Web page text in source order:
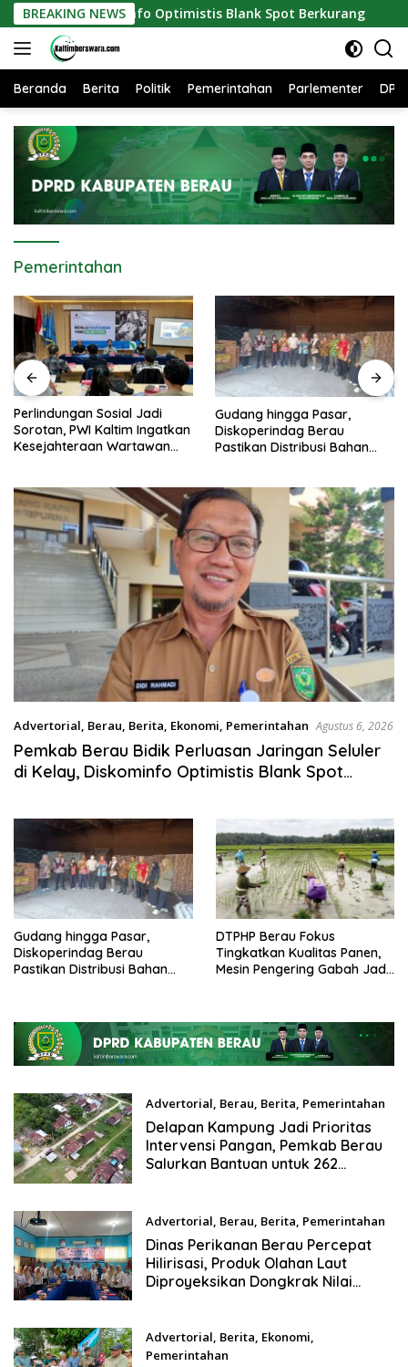
Langsung
ke
konten
BREAKING NEWSOptimistis Blank Spot Berkurang
Beranda Berita Politik Pemerintahan Parlementer
Pemerintahan
Perlindungan Sosial Jadi
Sorotan, PWI Kaltim Ingatkan
Kesejahteraan Wartawan
Gudang hingga Pasar,
Diskoperindag Berau
Pastikan Distribusi Bahan
Advertorial, Berau, Berita, Ekonomi, Pemerintahan Agustus 6, 2026
Pemkab Berau Bidik Perluasan Jaringan Seluler
di Kelay, Diskominfo Optimistis Blank Spot
Gudang hingga Pasar,
Diskoperindag Berau
Pastikan Distribusi Bahan
DTPHP Berau Fokus
Tingkatkan Kualitas Panen,
Mesin Pengering Gabah Jadi
Advertorial, Berau, Berita, Pemerintahan
Agustus 5, 2026
Delapan Kampung Jadi Prioritas
Intervensi Pangan, Pemkab Berau
Salurkan Bantuan untuk 262
Advertorial, Berau, Berita, Pemerintahan
Juli 27, 2026
Dinas Perikanan Berau Percepat
Hilirisasi, Produk Olahan Laut
Diproyeksikan Dongkrak Nilai
Advertorial, Berita, Ekonomi,
Pemerintahan